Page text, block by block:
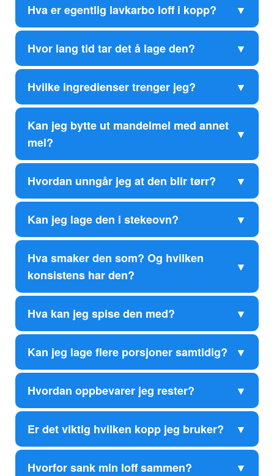
Hva er egentlig lavkarbo loff i kopp?
Hvor lang tid tar det å lage den?
Hvilke ingredienser trenger jeg?
Kan jeg bytte ut mandelmel med annet
mel?
Hvordan unngår jeg at den blir tørr?
Kan jeg lage den i stekeovn?
Hva smaker den som? Og hvilken
konsistens har den?
Hva kan jeg spise den med?
Kan jeg lage flere porsjoner samtidig?
Hvordan oppbevarer jeg rester?
Er det viktig hvilken kopp jeg bruker?
Hvorfor sank min loff sammen?